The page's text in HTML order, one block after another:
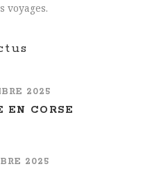
voyages.
2025
EN CORSE
2025